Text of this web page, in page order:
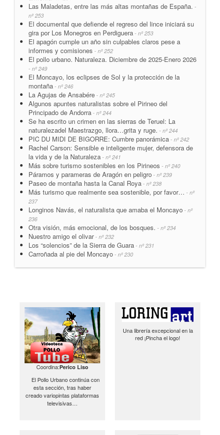
Las Maladetas, entre las más altas montañas de España. -
nº 253
El documental que defiende el regreso del lince iniciará su
gira por Los Monegros en Perdiguera - nº 253
El apagón cumple un año sin culpables claros pese a
informes y comisiones - nº 252
El pollo urbano. Naturaleza. Diciembre de 2025-Enero 2026
- nº 249
El Moncayo, los eclipses de Sol y la protección de la
montaña - nº 246
La Agujas de Ansabére - nº 245
Algunos apuntes naturalistas sobre el Pirineo del
Principado de Andorra - nº 244
Se ha escrito un crimen en las sierras de Teruel: La
naturalezadel Maestrazgo, llora…grita y ruge. - nº 244
PIC DU MIDI DE BIGORRE: Cumbre panorámica - nº 242
Rachel Carson: Sensible e inteligente mujer, defensora de
la vida y de la Naturaleza - nº 241
Más sobre turismo sostenibles en los Pirineos - nº 240
Páramos y parameras de Aragón en peligro - nº 239
Paseo de montaña hasta la Canal Roya - nº 238
Más turismo que realmente sea sostenible, por favor… - nº
237
Longinos Navás, el naturalista que amaba el Moncayo - nº
236
Otra visión, más emocional, de los bosques. - nº 234
Nuestro amigo el olivar- nº 232
Los “solencios” de la Sierra de Guara - nº 231
Carroñada al pie del Moncayo - nº 230
Coordina:Perico Liso
El Pollo Urbano continúa con
esta sección, tras haber
creado variopintas plataformas
televisivas…
Una librería excepcional en la
red ¡Pincha el logo!